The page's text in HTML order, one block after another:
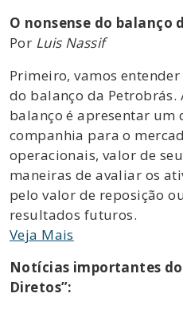
O nonsense do balanço
Por Luis Nassif
Primeiro, vamos
do balanço da Petrobrás.
balanço é apresentar um
companhia para o
operacionais, valor de
maneiras de avaliar os
pelo valor de reposição
resultados futuros.
Veja Mais
Notícias importantes
Diretos”: